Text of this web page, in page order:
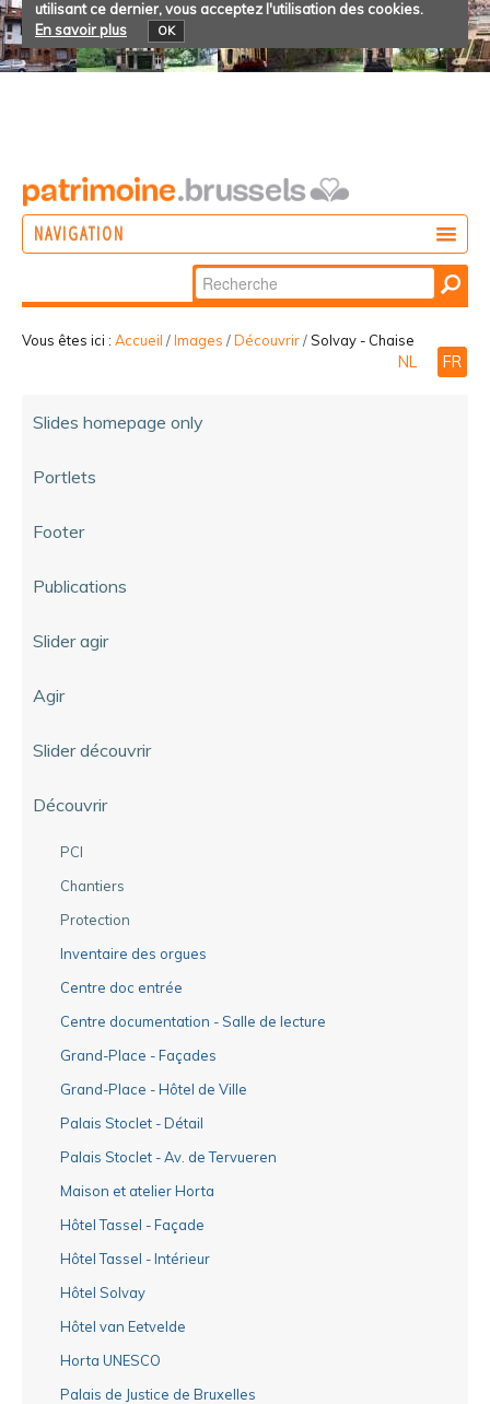
utilisant ce dernier, vous acceptez l'utilisation des cookies.
En savoir plus
OK
NAVIGATION
Chercher par
Recherche
avancée…
Vous êtes ici : Accueil /Images /Découvrir/Solvay - Chaise
NL FR
Slides homepage only
Portlets
Footer
Publications
Slider agir
Agir
Slider découvrir
Découvrir
PCI
Chantiers
Protection
Inventaire des orgues
Centre doc entrée
Centre documentation - Salle de lecture
Grand-Place - Façades
Grand-Place - Hôtel de Ville
Palais Stoclet - Détail
Palais Stoclet - Av. de Tervueren
Maison et atelier Horta
Hôtel Tassel - Façade
Hôtel Tassel - Intérieur
Hôtel Solvay
Hôtel van Eetvelde
Horta UNESCO
Palais de Justice de Bruxelles